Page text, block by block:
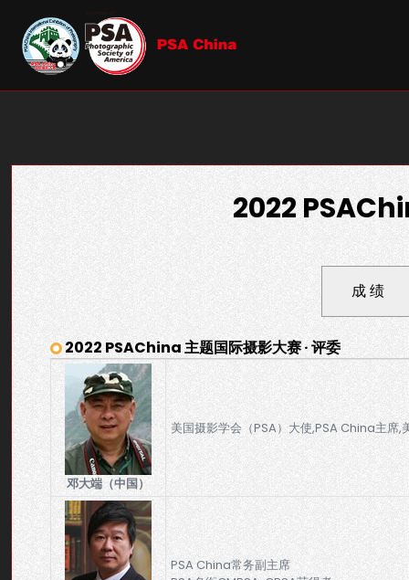
2022
成 绩
2022 PSAChina 主题国际摄影大赛 · 评委
邓大端（中国）
美国摄影学会（PSA）大使,PSA China主席,
PSA China常务副主席